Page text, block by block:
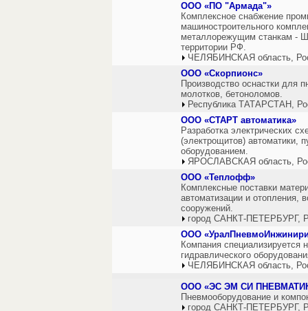
ООО «ПО "Армада"»
Комплексное снабжение
машиностроительного
металлорежущим станкам -
территории РФ.
ЧЕЛЯБИНСКАЯ область,
ООО «Скорпионс»
Производство оснастки для
молотков, бетоноломов.
Республика ТАТАРСТАН,
ООО «СТАРТ автоматика»
Разработка электрических
(электрощитов) автоматики,
оборудованием.
ЯРОСЛАВСКАЯ область,
ООО «Теплофф»
Комплексные поставки
автоматизации и отопления,
сооружений.
город САНКТ-ПЕТЕРБУРГ,
ООО
Компания специализируется
гидравлического
ЧЕЛЯБИНСКАЯ область,
ООО «ЭС ЭМ СИ
Пневмооборудование и
город САНКТ-ПЕТЕРБУРГ,